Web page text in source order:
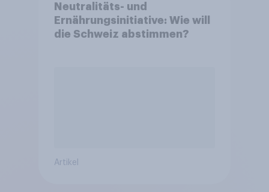
Neutralitäts- und
Ernährungsinitiative: Wie will
die Schweiz abstimmen?
Artikel